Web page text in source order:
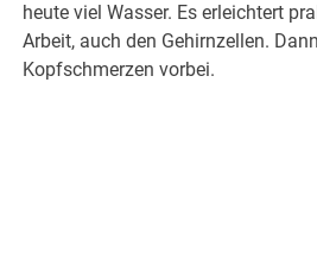
heute viel Wasser. Es erleichtert
Arbeit, auch den Gehirnzellen.
Kopfschmerzen vorbei.